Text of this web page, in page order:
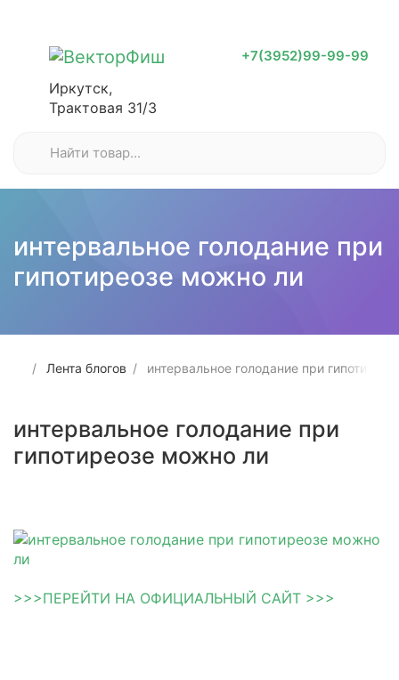
+7(3952)99-99-99
Иркутск,
Трактовая 31/3
интервальное голодание при
гипотиреозе можно ли
Лента блогов интервальное голодание при
интервальное голодание при
гипотиреозе можно ли
>>>ПЕРЕЙТИ НА ОФИЦИАЛЬНЫЙ САЙТ >>>